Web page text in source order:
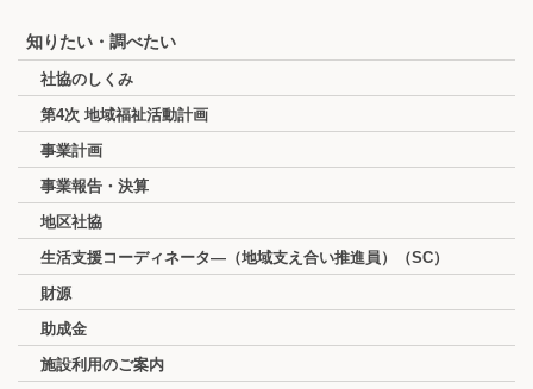
知りたい・調べたい
社協のしくみ
第4次 地域福祉活動計画
事業計画
事業報告・決算
地区社協
生活支援コーディネータ―（地域支え合い推進員）（SC）
財源
助成金
施設利用のご案内